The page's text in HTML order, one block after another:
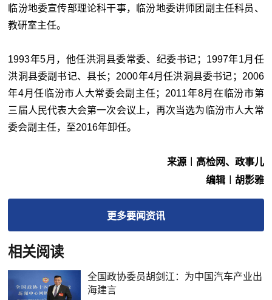
临汾地委宣传部理论科干事，临汾地委讲师团副主任科员、
教研室主任。
1993年5月，他任洪洞县委常委、纪委书记；1997年1月任
洪洞县委副书记、县长；2000年4月任洪洞县委书记；2006
年4月任临汾市人大常委会副主任；2011年8月在临汾市第
三届人民代表大会第一次会议上，再次当选为临汾市人大常
委会副主任，至2016年卸任。
来源︱高检网、政事儿
编辑︱胡影雅
更多要闻资讯
相关阅读
全国政协委员胡剑江：为中国汽车产业出
海建言